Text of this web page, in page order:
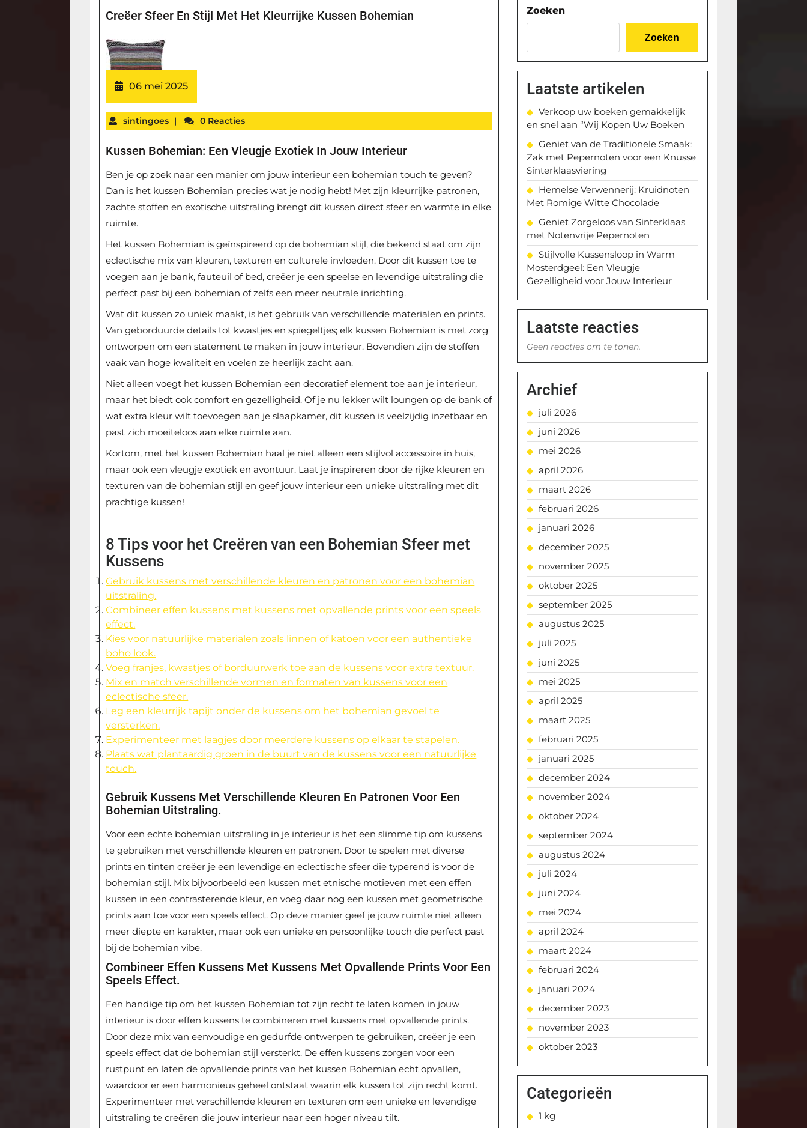
Creëer Sfeer En Stijl Met Het Kleurrijke Kussen Bohemian
06 mei 2025
sintingoes | 0 Reacties
Kussen Bohemian: Een Vleugje Exotiek In Jouw Interieur
Ben je op zoek naar een manier om jouw interieur een bohemian touch te geven?
Dan is het kussen Bohemian precies wat je nodig hebt! Met zijn kleurrijke patronen,
zachte stoffen en exotische uitstraling brengt dit kussen direct sfeer en warmte in elke
ruimte.
Het kussen Bohemian is geïnspireerd op de bohemian stijl, die bekend staat om zijn
eclectische mix van kleuren, texturen en culturele invloeden. Door dit kussen toe te
voegen aan je bank, fauteuil of bed, creëer je een speelse en levendige uitstraling die
perfect past bij een bohemian of zelfs een meer neutrale inrichting.
Wat dit kussen zo uniek maakt, is het gebruik van verschillende materialen en prints.
Van geborduurde details tot kwastjes en spiegeltjes; elk kussen Bohemian is met zorg
ontworpen om een statement te maken in jouw interieur. Bovendien zijn de stoffen
vaak van hoge kwaliteit en voelen ze heerlijk zacht aan.
Niet alleen voegt het kussen Bohemian een decoratief element toe aan je interieur,
maar het biedt ook comfort en gezelligheid. Of je nu lekker wilt loungen op de bank of
wat extra kleur wilt toevoegen aan je slaapkamer, dit kussen is veelzijdig inzetbaar en
past zich moeiteloos aan elke ruimte aan.
Kortom, met het kussen Bohemian haal je niet alleen een stijlvol accessoire in huis,
maar ook een vleugje exotiek en avontuur. Laat je inspireren door de rijke kleuren en
texturen van de bohemian stijl en geef jouw interieur een unieke uitstraling met dit
prachtige kussen!
8 Tips voor het Creëren van een Bohemian Sfeer met
Kussens
Gebruik kussens met verschillende kleuren en patronen voor een bohemian
uitstraling.
Combineer effen kussens met kussens met opvallende prints voor een speels
effect.
Kies voor natuurlijke materialen zoals linnen of katoen voor een authentieke
boho look.
Voeg franjes, kwastjes of borduurwerk toe aan de kussens voor extra textuur.
Mix en match verschillende vormen en formaten van kussens voor een
eclectische sfeer.
Leg een kleurrijk tapijt onder de kussens om het bohemian gevoel te
versterken.
Experimenteer met laagjes door meerdere kussens op elkaar te stapelen.
Plaats wat plantaardig groen in de buurt van de kussens voor een natuurlijke
touch.
Gebruik Kussens Met Verschillende Kleuren En Patronen Voor Een
Bohemian Uitstraling.
Voor een echte bohemian uitstraling in je interieur is het een slimme tip om kussens
te gebruiken met verschillende kleuren en patronen. Door te spelen met diverse
prints en tinten creëer je een levendige en eclectische sfeer die typerend is voor de
bohemian stijl. Mix bijvoorbeeld een kussen met etnische motieven met een effen
kussen in een contrasterende kleur, en voeg daar nog een kussen met geometrische
prints aan toe voor een speels effect. Op deze manier geef je jouw ruimte niet alleen
meer diepte en karakter, maar ook een unieke en persoonlijke touch die perfect past
bij de bohemian vibe.
Combineer Effen Kussens Met Kussens Met Opvallende Prints Voor Een
Speels Effect.
Een handige tip om het kussen Bohemian tot zijn recht te laten komen in jouw
interieur is door effen kussens te combineren met kussens met opvallende prints.
Door deze mix van eenvoudige en gedurfde ontwerpen te gebruiken, creëer je een
speels effect dat de bohemian stijl versterkt. De effen kussens zorgen voor een
rustpunt en laten de opvallende prints van het kussen Bohemian echt opvallen,
waardoor er een harmonieus geheel ontstaat waarin elk kussen tot zijn recht komt.
Experimenteer met verschillende kleuren en texturen om een unieke en levendige
uitstraling te creëren die jouw interieur naar een hoger niveau tilt.
Zoeken
Zoeken
Laatste artikelen
Verkoop uw boeken gemakkelijk
en snel aan “Wij Kopen Uw Boeken
Geniet van de Traditionele Smaak:
Zak met Pepernoten voor een Knusse
Sinterklaasviering
Hemelse Verwennerij: Kruidnoten
Met Romige Witte Chocolade
Geniet Zorgeloos van Sinterklaas
met Notenvrije Pepernoten
Stijlvolle Kussensloop in Warm
Mosterdgeel: Een Vleugje
Gezelligheid voor Jouw Interieur
Laatste reacties
Geen reacties om te tonen.
Archief
juli 2026
juni 2026
mei 2026
april 2026
maart 2026
februari 2026
januari 2026
december 2025
november 2025
oktober 2025
september 2025
augustus 2025
juli 2025
juni 2025
mei 2025
april 2025
maart 2025
februari 2025
januari 2025
december 2024
november 2024
oktober 2024
september 2024
augustus 2024
juli 2024
juni 2024
mei 2024
april 2024
maart 2024
februari 2024
januari 2024
december 2023
november 2023
oktober 2023
Categorieën
1 kg